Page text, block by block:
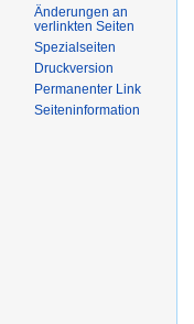
Änderungen an
verlinkten Seiten
Spezialseiten
Druckversion
Permanenter Link
Seiteninformation